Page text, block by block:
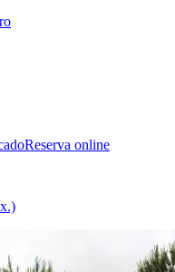
Reserva online